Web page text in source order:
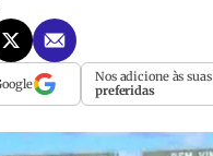
Nos adicione às suas
preferidas